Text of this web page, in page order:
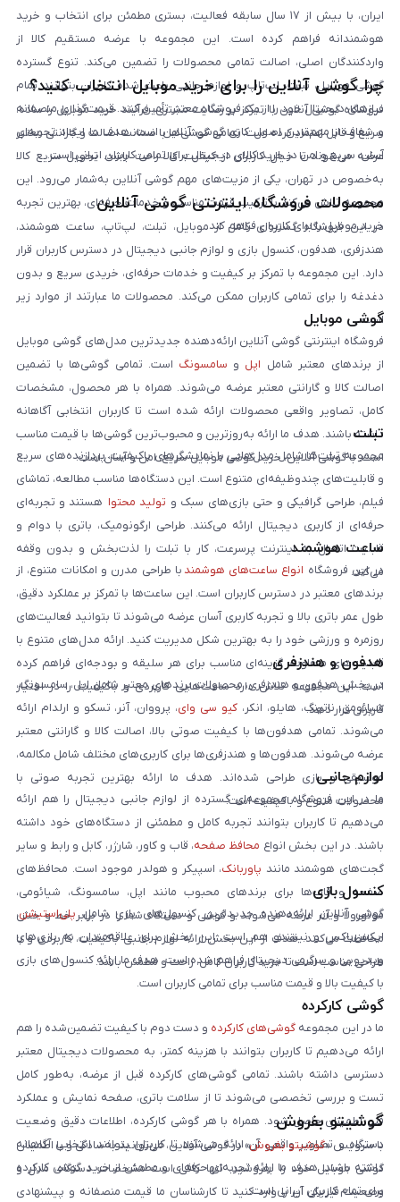
ایران، با بیش از ۱۷ سال سابقه فعالیت، بستری مطمئن برای انتخاب و خرید
هوشمندانه فراهم کرده است. این مجموعه با عرضه مستقیم کالا از
واردکنندگان اصلی، اصالت تمامی محصولات را تضمین می‌کند. تنوع گسترده
گوشی موبایل، تبلت، لپ‌تاپ و لوازم جانبی باعث شده کاربران بتوانند تمام
نیازهای دیجیتال خود را از یک فروشگاه معتبر تأمین کنند. قیمت‌گذاری منصفانه
و شفاف از مهم‌ترین اصول کاری گوشی آنلاین است. هدف ما ایجاد تجربه‌ای
آسان، سریع و امن در خرید کالای دیجیتال برای تمامی کاربران ایرانی است.
چرا گوشی آنلاین را برای خرید موبایل انتخاب کنید؟
فروشگاه گوشی آنلاین با تمرکز بر رضایت مشتری، فرآیند خرید موبایل را ساده،
سریع و قابل اعتماد کرده است. تمامی گوشی‌ها با ضمانت اصالت و گارانتی معتبر
عرضه می‌شوند تا خیال کاربران از کیفیت کالا راحت باشد. تحویل سریع کالا
به‌خصوص در تهران، یکی از مزیت‌های مهم گوشی آنلاین به‌شمار می‌رود. این
مجموعه تلاش می‌کند با ترکیب قیمت مناسب و خدمات حرفه‌ای، بهترین تجربه
خرید موبایل را برای کاربران فراهم کند.
محصولات فروشگاه اینترنتی گوشی آنلاین
در این فروشگاه گستره‌ای کامل از موبایل، تبلت، لپ‌تاپ، ساعت هوشمند،
هندزفری، هدفون، کنسول بازی و لوازم جانبی دیجیتال در دسترس کاربران قرار
دارد. این مجموعه با تمرکز بر کیفیت و خدمات حرفه‌ای، خریدی سریع و بدون
دغدغه را برای تمامی کاربران ممکن می‌کند. محصولات ما عبارتند از موارد زیر
است:
گوشی موبایل
فروشگاه اینترنتی گوشی آنلاین ارائه‌دهنده جدیدترین مدل‌های گوشی موبایل
از برندهای معتبر شامل اپل و سامسونگ است. تمامی گوشی‌ها با تضمین
اصالت کالا و گارانتی معتبر عرضه می‌شوند. همراه با هر محصول، مشخصات
کامل، تصاویر واقعی محصولات ارائه شده است تا کاربران انتخابی آگاهانه
داشته باشند. هدف ما ارائه به‌روزترین و محبوب‌ترین گوشی‌ها با قیمت مناسب
است. با گوشی آنلاین، خرید گوشی موبایل سریع، امن و آسان است.
تبلت
مجموعه تبلت‌ها شامل مدل‌هایی با نمایشگرهای باکیفیت، پردازنده‌های سریع
و قابلیت‌های چندوظیفه‌ای متنوع است. این دستگاه‌ها مناسب مطالعه، تماشای
فیلم، طراحی گرافیکی و حتی بازی‌های سبک و تولید محتوا هستند و تجربه‌ای
حرفه‌ای از کاربری دیجیتال ارائه می‌کنند. طراحی ارگونومیک، باتری با دوام و
قابلیت اتصال به اینترنت پرسرعت، کار با تبلت را لذت‌بخش و بدون وقفه
می‌کند.
ساعت هوشمند
در این فروشگاه انواع ساعت‌های هوشمند با طراحی مدرن و امکانات متنوع، از
برندهای معتبر در دسترس کاربران است. این ساعت‌ها با تمرکز بر عملکرد دقیق،
طول عمر باتری بالا و تجربه کاربری آسان عرضه می‌شوند تا بتوانید فعالیت‌های
روزمره و ورزشی خود را به بهترین شکل مدیریت کنید. ارائه مدل‌های متنوع با
قابلیت‌های متفاوت، گزینه‌ای مناسب برای هر سلیقه و بودجه‌ای فراهم کرده
است. این مجموعه تلاش دارد ساعت‌هایی کاربردی و باکیفیت را در اختیار
کاربران قرار دهد.
هدفون و هندزفری
در بخش هدفون و هندزفری، محصولات برندهای معتبر شامل اپل، سامسونگ،
شیائومی، ناتینگ، هایلو، انکر، کیو سی وای، پرووان، آنر، تسکو و ارلدام ارائه
می‌شوند. تمامی هدفون‌ها با کیفیت صوتی بالا، اصالت کالا و گارانتی معتبر
عرضه می‌شوند. هدفون‌ها و هندزفری‌ها برای کاربری‌های مختلف شامل مکالمه،
موسیقی و بازی طراحی شده‌اند. هدف ما ارائه بهترین تجربه صوتی با
محصولات متنوع و باکیفیت است.
لوازم جانبی
ما در این فروشگاه مجموعه‌ای گسترده از لوازم جانبی دیجیتال را هم ارائه
می‌دهیم تا کاربران بتوانند تجربه کامل و مطمئنی از دستگاه‌های خود داشته
باشند. در این بخش انواع محافظ صفحه، قاب و کاور، شارژر، کابل و رابط و سایر
گجت‌های هوشمند مانند پاوربانک، اسپیکر و هولدر موجود است. محافظ‌های
صفحه و قاب‌ها برای برندهای محبوب مانند اپل، سامسونگ، شیائومی،
موتورولا و آنر عرضه می‌شوند و گوشی و دستگاه شما را در برابر خط و خش
محافظت می‌کنند. هدف از این بخش ارائه لوازم جانبی باکیفیت، کاربردی و با
طراحی مناسب است تا خرید کاربران کامل، راحت و مطمئن باشد.
کنسول بازی
گوشی آنلاین ارائه‌دهنده جدیدترین کنسول‌های بازی شامل پلی‌استیشن،
ایکس‌باکس و نینتندو هم است. این بخش برای علاقه‌مندان به بازی‌های
ویدیویی و سرگرمی دیجیتال فراهم شده است. هدف ما ارائه کنسول‌های بازی
با کیفیت بالا و قیمت مناسب برای تمامی کاربران است.
گوشی کارکرده
ما در این مجموعه گوشی‌های کارکرده و دست دوم با کیفیت تضمین‌شده را هم
ارائه می‌دهیم تا کاربران بتوانند با هزینه کمتر، به محصولات دیجیتال معتبر
دسترسی داشته باشند. تمامی گوشی‌های کارکرده قبل از عرضه، به‌طور کامل
تست و بررسی تخصصی می‌شوند تا از سلامت باتری، صفحه نمایش و عملکرد
فنی اطمینان حاصل شود. همراه با هر گوشی کارکرده، اطلاعات دقیق وضعیت
دستگاه و تصاویر واقعی آن ارائه می‌شود تا کاربران بتوانند انتخابی آگاهانه
داشته باشند. هدف ما ارائه تجربه‌ای حرفه‌ای و مطمئن از خرید گوشی کارکرده
برای تمام کاربران ایرانی است.
گوشیتو بفروش
با سرویس «گوشیتو بفروش» در گوشی آنلاین، می‌توانید به‌سادگی و با اطمینان
گوشی موبایل خود را بفروشید. تنها کافی است مشخصات دستگاه، مدل و
وضعیت فیزیکی آن را وارد کنید تا کارشناسان ما قیمت منصفانه و پیشنهادی